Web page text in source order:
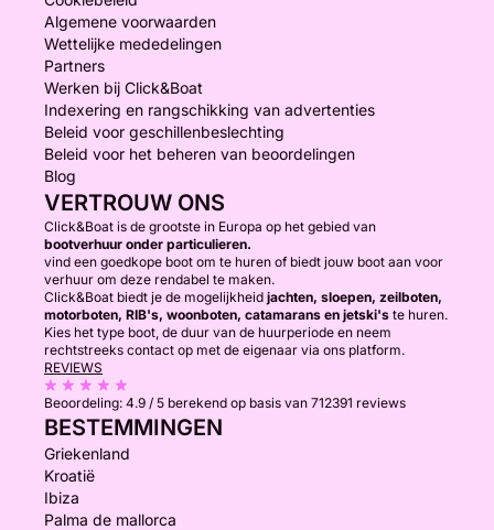
Algemene voorwaarden
Wettelijke mededelingen
Partners
Werken bij Click&Boat
Indexering en rangschikking van advertenties
Beleid voor geschillenbeslechting
Beleid voor het beheren van beoordelingen
Blog
VERTROUW ONS
Click&Boat is de grootste in Europa op het gebied van
bootverhuur onder particulieren.
vind een goedkope boot om te huren of biedt jouw boot aan voor
verhuur om deze rendabel te maken.
Click&Boat biedt je de mogelijkheid jachten, sloepen, zeilboten,
motorboten, RIB's, woonboten, catamarans en jetski's te huren.
Kies het type boot, de duur van de huurperiode en neem
rechtstreeks contact op met de eigenaar via ons platform.
REVIEWS
Beoordeling: 4.9 / 5 berekend op basis van 712391 reviews
BESTEMMINGEN
Griekenland
Kroatië
Ibiza
Palma de mallorca